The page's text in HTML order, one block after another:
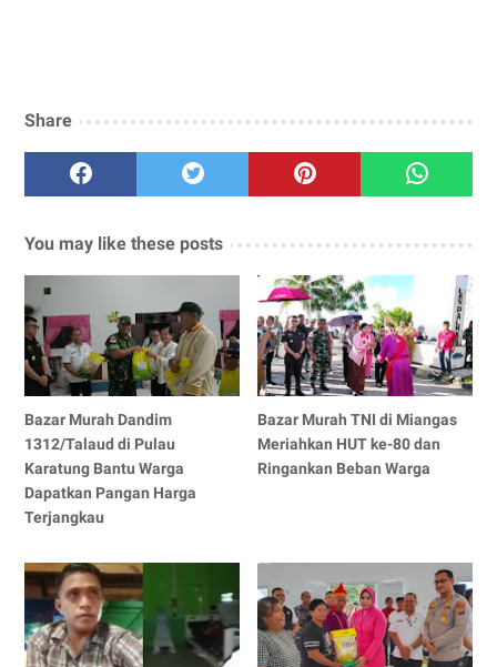
Share
You may like these posts
Bazar Murah Dandim
1312/Talaud di Pulau
Karatung Bantu Warga
Dapatkan Pangan Harga
Terjangkau
Bazar Murah TNI di Miangas
Meriahkan HUT ke-80 dan
Ringankan Beban Warga